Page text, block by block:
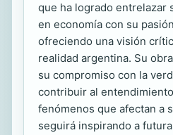
que ha logrado entrelazar
en economía con su
ofreciendo una visión
realidad argentina. Su
su compromiso con la
contribuir al
fenómenos que afectan a
seguirá inspirando a